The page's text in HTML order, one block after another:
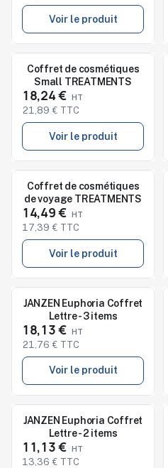
Voir le produit
Nouveau
Coffret de cosmétiques
Small TREATMENTS
18,24 €
21,89 € TTC
Voir le produit
Nouveau
Coffret de cosmétiques
de voyage TREATMENTS
14,49 €
17,39 € TTC
Voir le produit
Nouveau
JANZEN Euphoria Coffret
Lettre - 3 items
18,13 €
21,76 € TTC
Voir le produit
Nouveau
JANZEN Euphoria Coffret
Lettre - 2 items
11,13 €
13,36 € TTC